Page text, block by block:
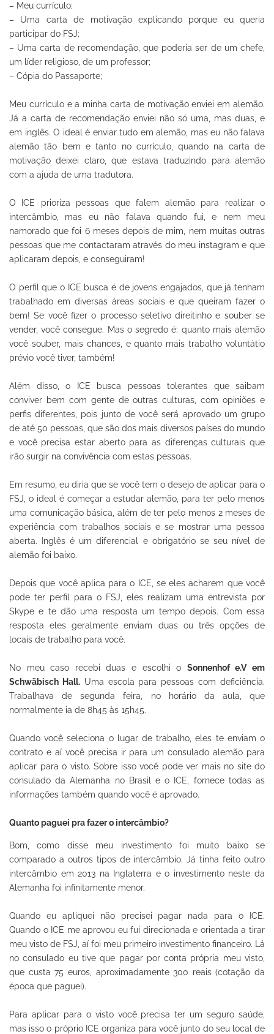
– Meu currículo;
– Uma carta de motivação explicando porque eu queria
participar do FSJ;
– Uma carta de recomendação, que poderia ser de um chefe,
um líder religioso, de um professor;
– Cópia do Passaporte;
Meu currículo e a minha carta de motivação enviei em alemão.
Já a carta de recomendação enviei não só uma, mas duas, e
em inglês. O ideal é enviar tudo em alemão, mas eu não falava
alemão tão bem e tanto no currículo, quando na carta de
motivação deixei claro, que estava traduzindo para alemão
com a ajuda de uma tradutora.
O ICE prioriza pessoas que falem alemão para realizar o
intercâmbio, mas eu não falava quando fui, e nem meu
namorado que foi 6 meses depois de mim, nem muitas outras
pessoas que me contactaram através do meu instagram e que
aplicaram depois, e conseguiram!
O perfil que o ICE busca é de jovens engajados, que já tenham
trabalhado em diversas áreas sociais e que queiram fazer o
bem! Se você fizer o processo seletivo direitinho e souber se
vender, você consegue. Mas o segredo é: quanto mais alemão
você souber, mais chances, e quanto mais trabalho voluntátio
prévio você tiver, também!
Além disso, o ICE busca pessoas tolerantes que saibam
conviver bem com gente de outras culturas, com opiniões e
perfis diferentes, pois junto de você será aprovado um grupo
de até 50 pessoas, que são dos mais diversos países do mundo
e você precisa estar aberto para as diferenças culturais que
irão surgir na convivência com estas pessoas.
Em resumo, eu diria que se você tem o desejo de aplicar para o
FSJ, o ideal é começar a estudar alemão, para ter pelo menos
uma comunicação básica, além de ter pelo menos 2 meses de
experiência com trabalhos sociais e se mostrar uma pessoa
aberta. Inglês é umdiferencial e obrigatório se seu nível de
alemão foi baixo.
Depois que você aplica para o ICE, se eles acharem que você
pode ter perfil para o FSJ, eles realizam uma entrevista por
Skype e te dão uma resposta um tempo depois. Com essa
resposta eles geralmente enviam duas ou três opções de
locais de trabalho para você.
No meu caso recebi duas e escolhi o Sonnenhof e.V em
Schwäbisch Hall.Uma escola para pessoas com deficiência.
Trabalhava de segunda feira, no horário da aula, que
normalmente ia de 8h45 às 15h45.
Quando você seleciona o lugar de trabalho, eles te enviam o
contrato e aí você precisa ir para um consulado alemão para
aplicar para o visto. Sobre isso você pode ver mais no site do
consulado da Alemanha no Brasil e o ICE, fornece todas as
informações também quando você é aprovado.
Quanto paguei pra fazer o intercâmbio?
Bom, como disse meu investimento foi muito baixo se
comparado a outros tipos de intercâmbio. Já tinha feito outro
intercâmbio em 2013 na Inglaterra e o investimento neste da
Alemanha foi infinitamente menor.
Quando eu apliquei não precisei pagar nada para o ICE.
Quando o ICE me aprovou eu fui direcionada e orientada a tirar
meu visto de FSJ, aí foi meu primeiro investimento financeiro. Lá
no consulado eu tive que pagar por conta própria meu visto,
que custa 75 euros, aproximadamente 300 reais (cotação da
época que paguei).
Para aplicar para o visto você precisa ter um seguro saúde,
mas isso o próprio ICE organiza para você junto do seu local de